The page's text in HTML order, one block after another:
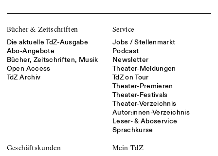
Bücher & Zeitschriften
Die aktuelle TdZ-Ausgabe
Abo-Angebote
Bücher, Zeitschriften, Musik
Open Access
TdZ Archiv
Service
Jobs / Stellenmarkt
Podcast
Newsletter
Theater-Meldungen
TdZ on Tour
Theater-Premieren
Theater-Festivals
Theater-Verzeichnis
Autor:innen-Verzeichnis
Leser- & Aboservice
Sprachkurse
Geschäftskunden Mein TdZ